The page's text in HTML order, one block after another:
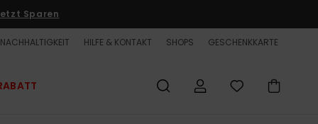
Sparen
NACHHALTIGKEIT HILFE & KONTAKT SHOPS GESCHENKKARTE